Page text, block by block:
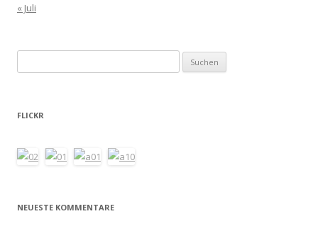
« Juli
nach:
FLICKR
NEUESTE KOMMENTARE